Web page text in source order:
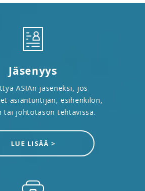
Jäsenyys
ASIAn jäseneksi, jos
asiantuntijan, esihenkilön,
tai johtotason tehtävissä.
LUE LISÄÄ >